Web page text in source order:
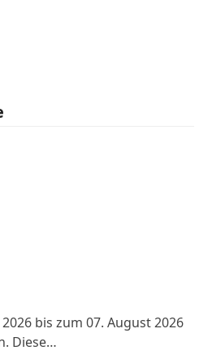
bis zum 07. August 2026
Diese…